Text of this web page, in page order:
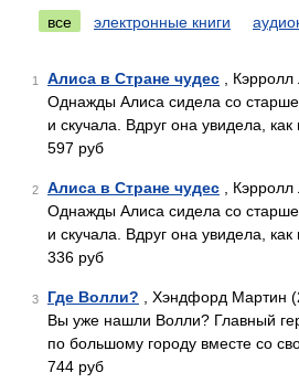
все
электронные книги
1 Алиса в Стране чудес ,
Однажды Алиса сидела со
и скучала. Вдруг она увидела,
597 руб
2 Алиса в Стране чудес ,
Однажды Алиса сидела со
и скучала. Вдруг она увидела,
336 руб
3 Где Волли? , Хэндфорд Мартин
Вы уже нашли Волли? Главный
по большому городу вместе со
744 руб